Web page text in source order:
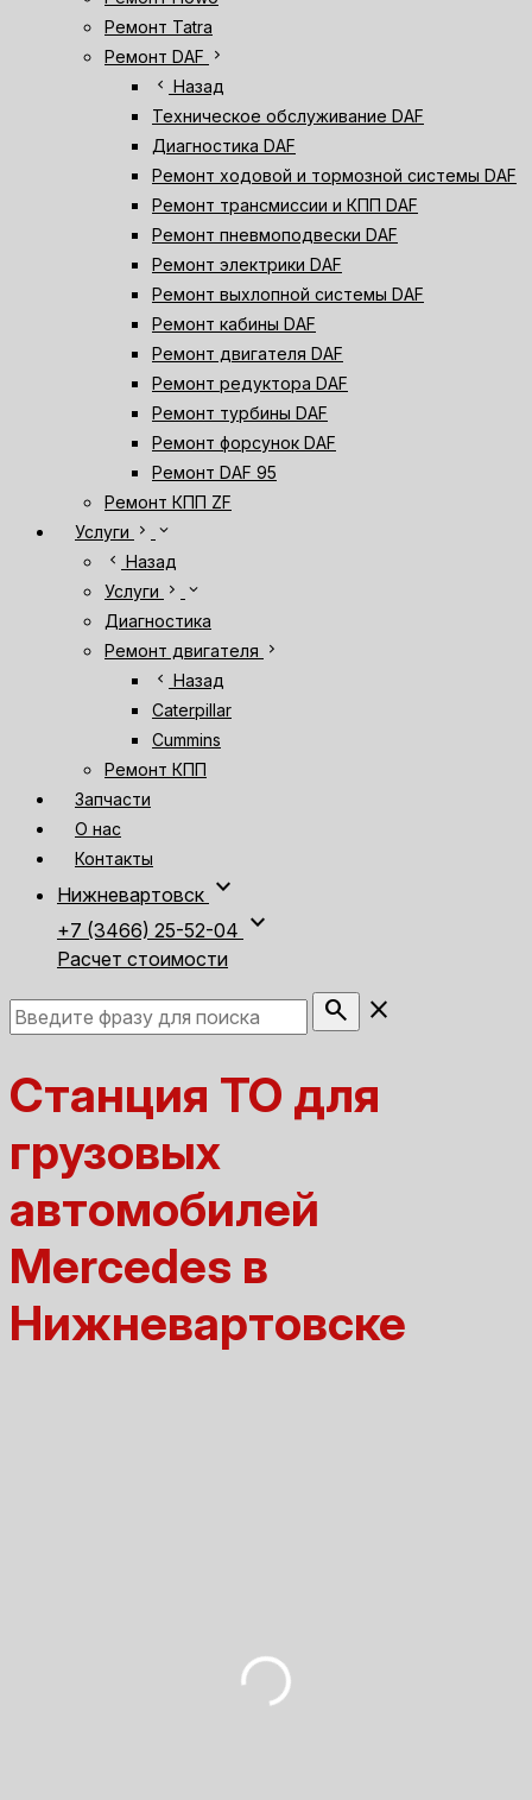
Ремонт Tatra
Ремонт DAF
chevron_right
chevron_left Назад
Техническое обслуживание DAF
Диагностика DAF
Ремонт ходовой и тормозной системы DAF
Ремонт трансмиссии и КПП DAF
Ремонт пневмоподвески DAF
Ремонт электрики DAF
Ремонт выхлопной системы DAF
Ремонт кабины DAF
Ремонт двигателя DAF
Ремонт редуктора DAF
Ремонт турбины DAF
Ремонт форсунок DAF
Ремонт DAF 95
Ремонт КПП ZF
Услуги
chevron_right
expand_more
chevron_left Назад
Услуги
chevron_right expand_more
Диагностика
Ремонт двигателя
chevron_right
chevron_left Назад
Caterpillar
Cummins
Ремонт КПП
Запчасти
О нас
Контакты
Нижневартовск expand_more
+7 (3466) 25-52-04 expand_more
Расчет стоимости
search close
Станция ТО для
грузовых
автомобилей
Mercedes в
Нижневартовске